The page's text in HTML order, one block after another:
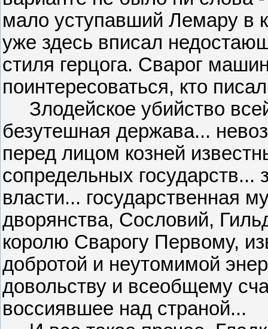
мало уступавший Лемару в
уже здесь вписал
стиля герцога. Сварог
поинтересоваться, кто
Злодейское убийство
безутешная держава...
перед лицом козней
сопредельных государств...
власти... государственная
дворянства, Сословий,
королю Сварогу Первому,
добротой и неутомимой
довольству и всеобщему
воссиявшее над страной...